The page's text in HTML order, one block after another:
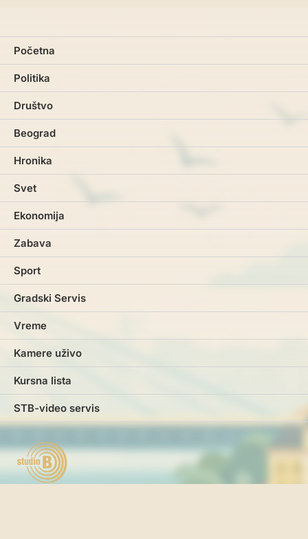
Početna
Politika
Društvo
Beograd
Hronika
Svet
Ekonomija
Zabava
Sport
Gradski Servis
Vreme
Kamere uživo
Kursna lista
STB-video servis